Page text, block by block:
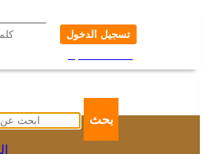
تسجيل الدخول
بحث